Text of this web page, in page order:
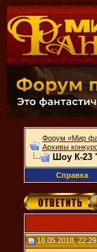
Форум «Мир
Архивы
Шоу К-23
Справка
18.05.2018, 22:29